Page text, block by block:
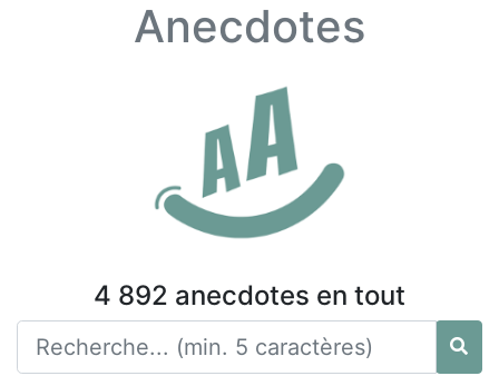
Anecdotes
4 892 anecdotes en tout